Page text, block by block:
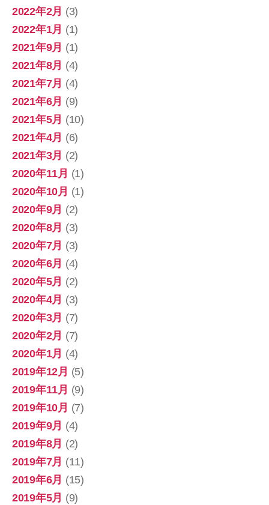
2022年2月 (3)
2022年1月 (1)
2021年9月 (1)
2021年8月 (4)
2021年7月 (4)
2021年6月 (9)
2021年5月 (10)
2021年4月 (6)
2021年3月 (2)
2020年11月 (1)
2020年10月 (1)
2020年9月 (2)
2020年8月 (3)
2020年7月 (3)
2020年6月 (4)
2020年5月 (2)
2020年4月 (3)
2020年3月 (7)
2020年2月 (7)
2020年1月 (4)
2019年12月 (5)
2019年11月 (9)
2019年10月 (7)
2019年9月 (4)
2019年8月 (2)
2019年7月 (11)
2019年6月 (15)
2019年5月 (9)